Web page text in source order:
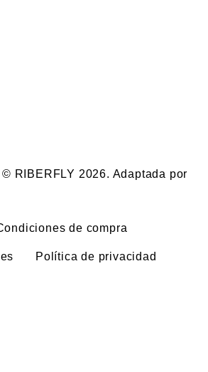
RIBERFLY 2026. Adaptada por
de compra
Política de privacidad